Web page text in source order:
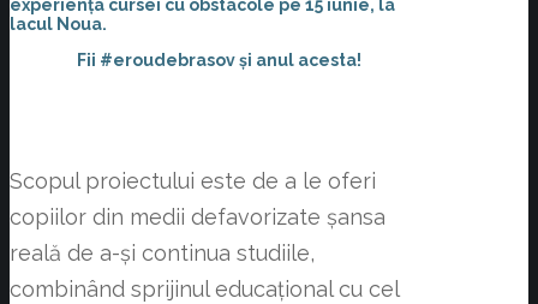
experiența cursei cu obstacole pe 15 iunie, la
lacul Noua.
Fii #eroudebrasov și anul acesta!
Scopul proiectului este de a le oferi
copiilor din medii defavorizate șansa
reală de a-și continua studiile,
combinând sprijinul educațional cu cel